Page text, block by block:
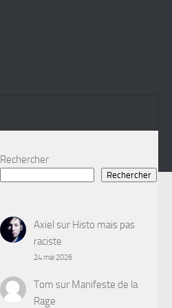
Rechercher
Rechercher
Axiel sur Histo mais pas
raciste
24 mai 2026
Tom sur Manifeste de la
Rage